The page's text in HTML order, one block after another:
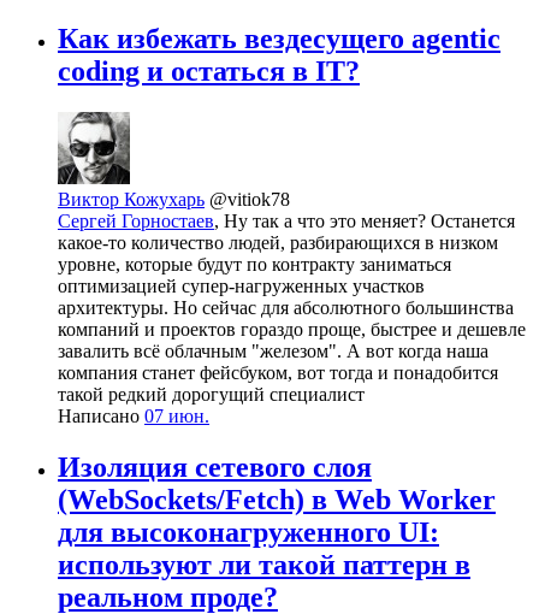
Как избежать вездесущего agentic
coding и остаться в IT?
Виктор Кожухарь @vitiok78
Сергей Горностаев, Ну так а что это меняет? Останется
какое-то количество людей, разбирающихся в низком
уровне, которые будут по контракту заниматься
оптимизацией супер-нагруженных участков
архитектуры. Но сейчас для абсолютного большинства
компаний и проектов гораздо проще, быстрее и дешевле
завалить всё облачным "железом". А вот когда наша
компания станет фейсбуком, вот тогда и понадобится
такой редкий дорогущий специалист
Написано 07 июн.
Изоляция сетевого слоя
(WebSockets/Fetch) в Web Worker
для высоконагруженного UI:
используют ли такой паттерн в
реальном проде?